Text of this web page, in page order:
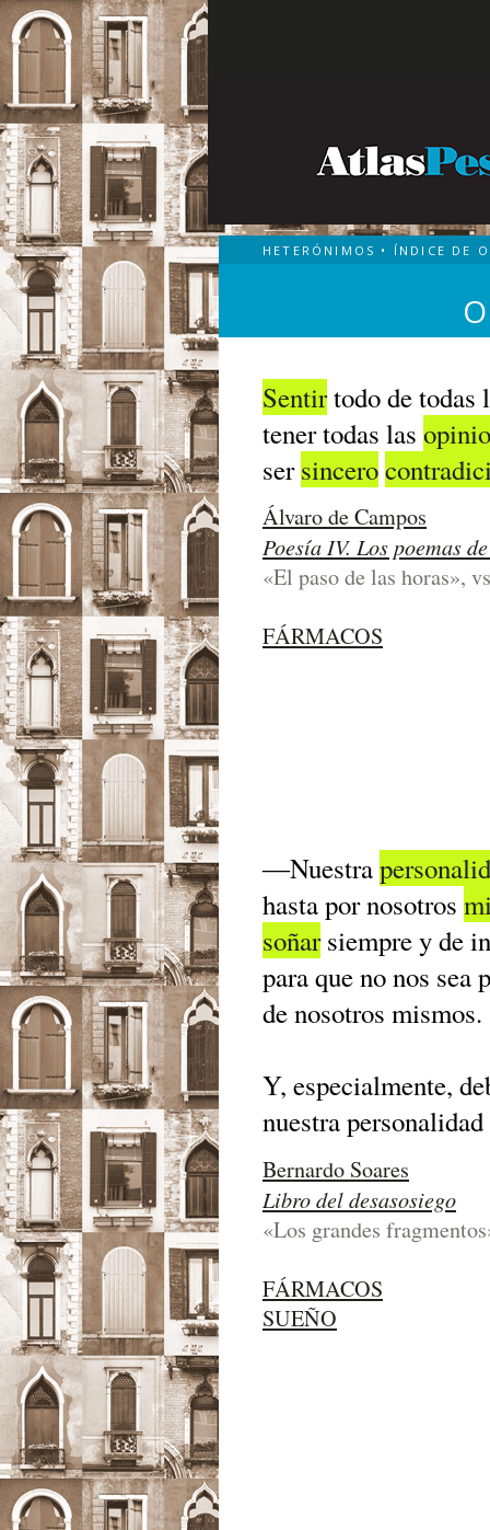
HETERÓNIMOS • ÍNDICE DE
Sentirtodo de todas
tener todas las
sersincero
Álvaro de Campos
Poesía IV. Los poemas
«El paso de las horas»,
FÁRMACOS
―Nuestra
hasta por nosotros
soñarsiempre y de
para que no nos sea
de nosotros mismos.
Y, especialmente,
nuestra
Bernardo Soares
Libro del desasosiego
«Los grandes
FÁRMACOS
SUEÑO